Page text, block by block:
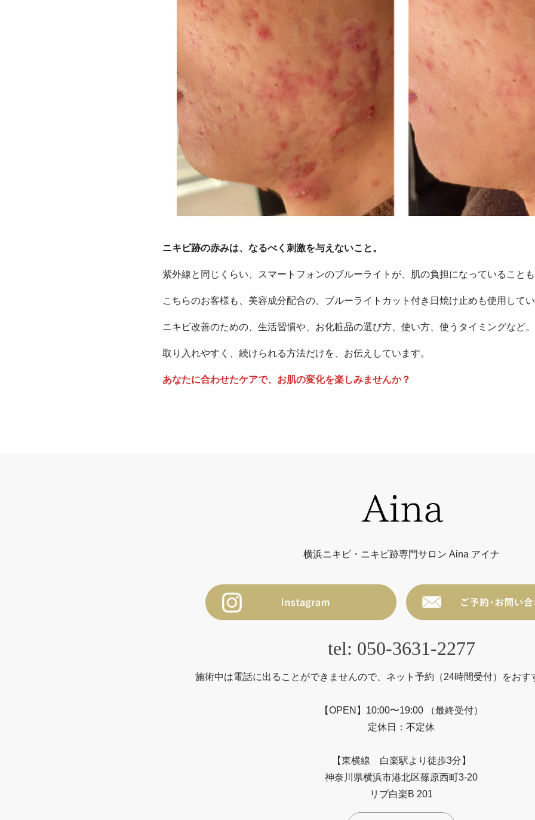
ニキビ跡の赤みは、なるべく刺激を与えないこと。
紫外線と同じくらい、スマートフォンのブルーライトが、肌の負担になっていること
こちらのお客様も、美容成分配合の、ブルーライトカット付き日焼け止めも使用して
ニキビ改善のための、生活習慣や、お化粧品の選び方、使い方、使うタイミングなど。
取り入れやすく、続けられる方法だけを、お伝えしています。
あなたに合わせたケアで、お肌の変化を楽しみませんか？
横浜ニキビ・ニキビ跡専門サロン Aina アイナ
tel: 050-3631-2277
施術中は電話に出ることができませんので、ネット予約（24時間受付）をおす
【OPEN】10:00〜19:00 （最終受付）
定休日：不定休
【東横線 白楽駅より徒歩3分】
神奈川県横浜市港北区篠原西町3-20
リブ白楽B 201